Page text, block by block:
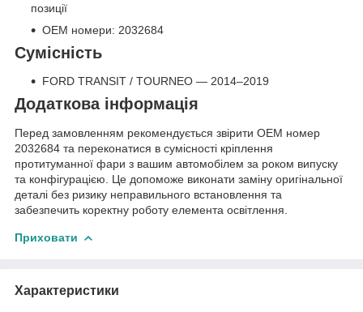
позиції
OEM номери: 2032684
Сумісність
FORD TRANSIT / TOURNEO — 2014–2019
Додаткова інформація
Перед замовленням рекомендується звірити OEM номер
2032684 та переконатися в сумісності кріплення
протитуманної фари з вашим автомобілем за роком випуску
та конфігурацією. Це допоможе виконати заміну оригінальної
деталі без ризику неправильного встановлення та
забезпечить коректну роботу елемента освітлення.
Приховати
Характеристики